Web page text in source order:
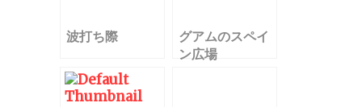
波打ち際
グアムのスペイ
ン広場